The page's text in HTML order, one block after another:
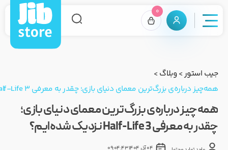
0
جیب استور>وبلاگ >
همه‌چیز درباره‌ی بزرگ‌ترین معمای دنیای بازی؛ چقدر به معرفی Half-Life 3 نزدیک شده‌ایم؟
همه‌چیز درباره‌ی بزرگ‌ترین معمای دنیای بازی؛
چقدر به معرفی Half-Life 3 نزدیک شده‌ایم؟